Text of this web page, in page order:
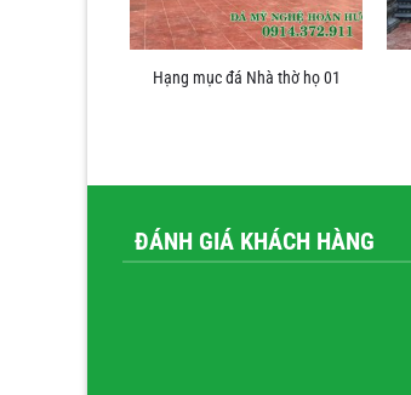
Hạng mục đá Nhà thờ họ 01
ĐÁNH GIÁ KHÁCH HÀNG